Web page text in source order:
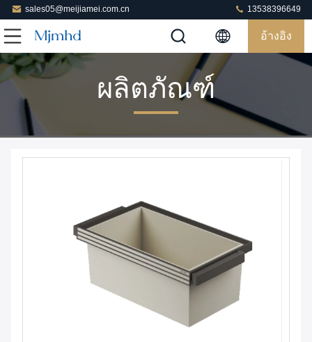
sales05@meijiamei.com.cn 13538396649
อ้างอิง
ผลิตภัณฑ์